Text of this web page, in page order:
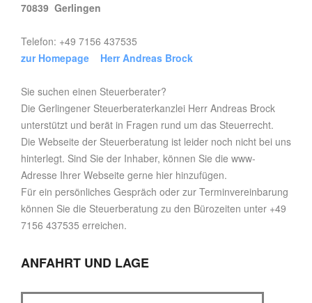
70839 Gerlingen
Telefon: +49 7156 437535
zur Homepage Herr Andreas Brock
Sie suchen einen Steuerberater?
Die Gerlingener Steuerberaterkanzlei Herr Andreas Brock
unterstützt und berät in Fragen rund um das Steuerrecht.
Die Webseite der Steuerberatung ist leider noch nicht bei uns
hinterlegt. Sind Sie der Inhaber, können Sie die www-
Adresse Ihrer Webseite gerne hier hinzufügen.
Für ein persönliches Gespräch oder zur Terminvereinbarung
können Sie die Steuerberatung zu den Bürozeiten unter +49
7156 437535 erreichen.
ANFAHRT UND LAGE